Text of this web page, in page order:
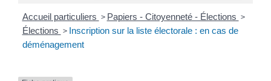
Accueil particuliers > Papiers - Citoyenneté - Élections >
Élections > Inscription sur la liste électorale : en cas de
déménagement